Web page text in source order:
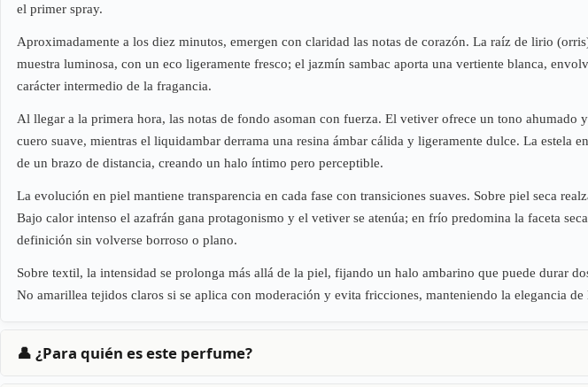
el primer spray.
Aproximadamente a los diez minutos, emergen con claridad las notas de corazón. La raíz de lirio
muestra luminosa, con un eco ligeramente fresco; el jazmín sambac aporta una vertiente blanca,
carácter intermedio de la fragancia.
Al llegar a la primera hora, las notas de fondo asoman con fuerza. El vetiver ofrece un tono
cuero suave, mientras el liquidambar derrama una resina ámbar cálida y ligeramente dulce. La estela
de un brazo de distancia, creando un halo íntimo pero perceptible.
La evolución en piel mantiene transparencia en cada fase con transiciones suaves. Sobre piel seca
Bajo calor intenso el azafrán gana protagonismo y el vetiver se atenúa; en frío predomina la faceta
definición sin volverse borroso o plano.
Sobre textil, la intensidad se prolonga más allá de la piel, fijando un halo ambarino que puede durar
No amarillea tejidos claros si se aplica con moderación y evita fricciones, manteniendo la elegancia de
👤 ¿Para quién es este perfume?